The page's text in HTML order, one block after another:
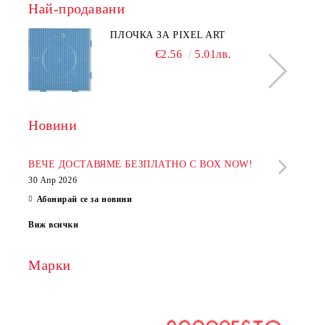
Най-продавани
ПЛОЧКА ЗА PIXEL ART
€2.56 5.01лв.
Новини
ВЕЧЕ ДОСТАВЯМЕ БЕЗПЛАТНО С BOX NOW!
30 Апр 2026
Абонирай се за новини
Виж всички
Марки